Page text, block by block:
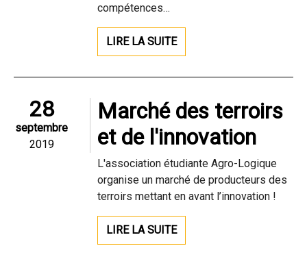
compétences…
LIRE LA SUITE
28
septembre
2019
Marché des terroirs
et de l'innovation
L'association étudiante Agro-Logique
organise un marché de producteurs des
terroirs mettant en avant l’innovation !
LIRE LA SUITE